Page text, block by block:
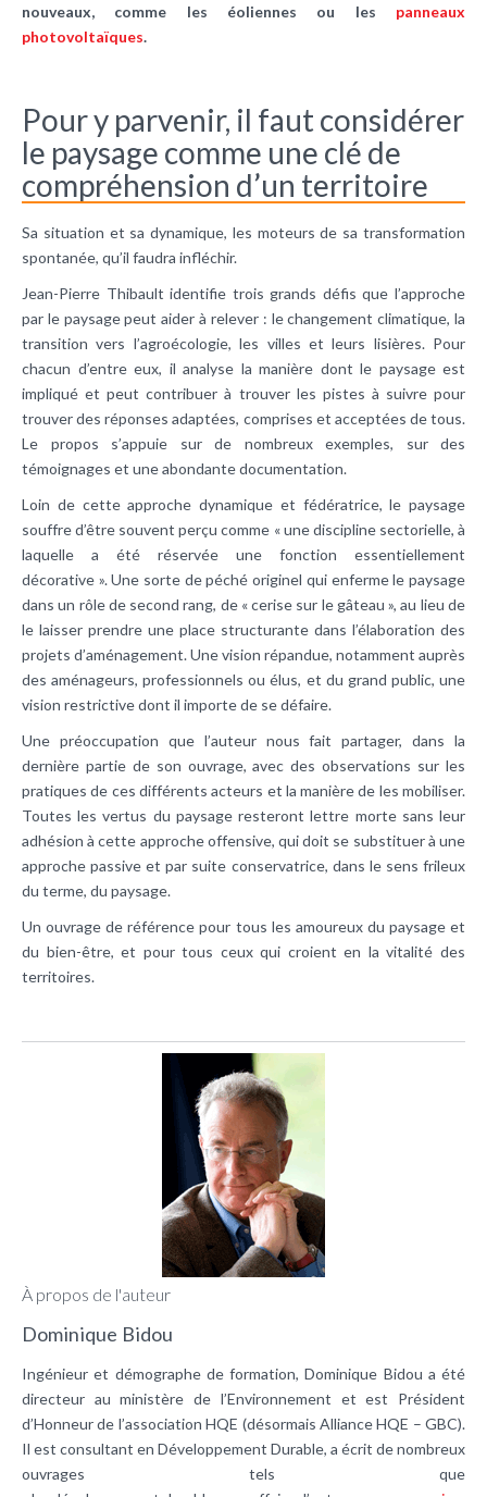
nouveaux, comme les éoliennes ou les panneaux
photovoltaïques.
Pour y parvenir, il faut considérer
le paysage comme une clé de
compréhension d’un territoire
Sa situation et sa dynamique, les moteurs de sa transformation
spontanée, qu’il faudra infléchir.
Jean-Pierre Thibault identifie trois grands défis que l’approche
par le paysage peut aider à relever : le changement climatique, la
transition vers l’agroécologie, les villes et leurs lisières. Pour
chacun d’entre eux, il analyse la manière dont le paysage est
impliqué et peut contribuer à trouver les pistes à suivre pour
trouver des réponses adaptées, comprises et acceptées de tous.
Le propos s’appuie sur de nombreux exemples, sur des
témoignages et une abondante documentation.
Loin de cette approche dynamique et fédératrice, le paysage
souffre d’être souvent perçu comme « une discipline sectorielle, à
laquelle a été réservée une fonction essentiellement
décorative ». Une sorte de péché originel qui enferme le paysage
dans un rôle de second rang, de « cerise sur le gâteau », au lieu de
le laisser prendre une place structurante dans l’élaboration des
projets d’aménagement. Une vision répandue, notamment auprès
des aménageurs, professionnels ou élus, et du grand public, une
vision restrictive dont il importe de se défaire.
Une préoccupation que l’auteur nous fait partager, dans la
dernière partie de son ouvrage, avec des observations sur les
pratiques de ces différents acteurs et la manière de les mobiliser.
Toutes les vertus du paysage resteront lettre morte sans leur
adhésion à cette approche offensive, qui doit se substituer à une
approche passive et par suite conservatrice, dans le sens frileux
du terme, du paysage.
Un ouvrage de référence pour tous les amoureux du paysage et
du bien-être, et pour tous ceux qui croient en la vitalité des
territoires.
À propos de l'auteur
Dominique Bidou
Ingénieur et démographe de formation, Dominique Bidou a été
directeur au ministère de l’Environnement et est Président
d’Honneur de l’association HQE (désormais Alliance HQE – GBC).
Il est consultant en Développement Durable, a écrit de nombreux
ouvrages tels que